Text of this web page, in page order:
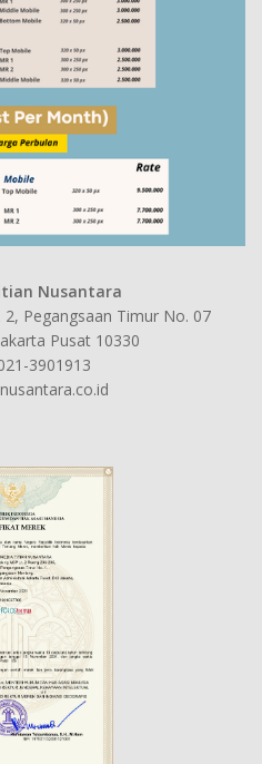
Nusantara
Pegangsaan Timur No. 07
Pusat 10330
3901913